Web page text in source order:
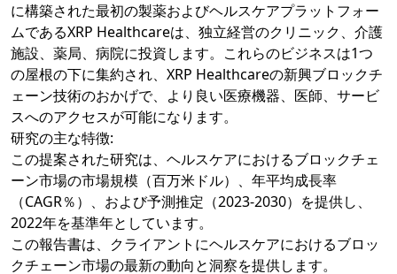
に構築された最初の製薬およびヘルスケアプラットフォー
ムであるXRP Healthcareは、独立経営のクリニック、介護
施設、薬局、病院に投資します。これらのビジネスは1つ
の屋根の下に集約され、XRP Healthcareの新興ブロックチ
ェーン技術のおかげで、より良い医療機器、医師、サービ
スへのアクセスが可能になります。
研究の主な特徴:
この提案された研究は、ヘルスケアにおけるブロックチェ
ーン市場の市場規模（百万米ドル）、年平均成長率
（CAGR％）、および予測推定（2023-2030）を提供し、
2022年を基準年としています。
この報告書は、クライアントにヘルスケアにおけるブロッ
クチェーン市場の最新の動向と洞察を提供します。